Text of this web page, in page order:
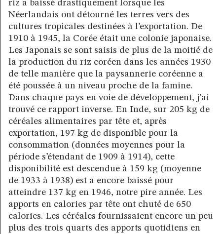
riz a baissé drastiquement lorsque les
Néerlandais ont détourné les terres vers des
cultures tropicales destinées à l’exportation. De
1910 à 1945, la Corée était une colonie japonaise.
Les Japonais se sont saisis de plus de la moitié de
la production du riz coréen dans les années 1930
de telle manière que la paysannerie coréenne a
été poussée à un niveau proche de la famine.
Dans chaque pays en voie de développement, j’ai
trouvé ce rapport inverse. En Inde, sur 205 kg de
céréales alimentaires par tête et, après
exportation, 197 kg de disponible pour la
consommation (données moyennes pour la
période s’étendant de 1909 à 1914), cette
disponibilité est descendue à 159 kg (moyenne
de 1933 à 1938) est a encore baissé pour
atteindre 137 kg en 1946, notre pire année. Les
apports en calories par tête ont chuté de 650
calories. Les céréales fournissaient encore un peu
plus des trois quarts des apports quotidiens en